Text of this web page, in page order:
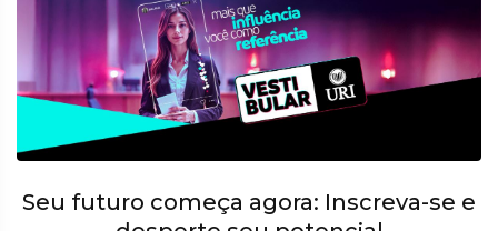
Seu futuro começa agora: Inscreva-se e